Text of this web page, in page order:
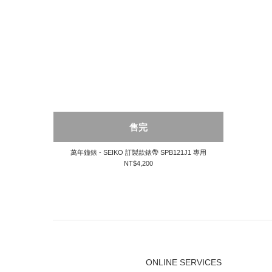
售完
萬年鐘錶 - SEIKO 訂製款錶帶 SPB121J1 專用
NT$4,200
ONLINE SERVICES